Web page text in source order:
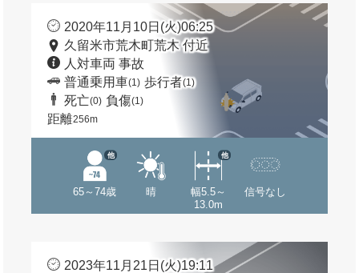
2020年11月10日(火)06:25
久留米市荒木町荒木 付近
人対車両 事故
普通乗用車(1) 歩行者(1)
死亡(0) 負傷(1)
距離256m
65～74歳
他
晴
幅5.5～
13.0m
他
信号なし
2023年11月21日(火)19:11